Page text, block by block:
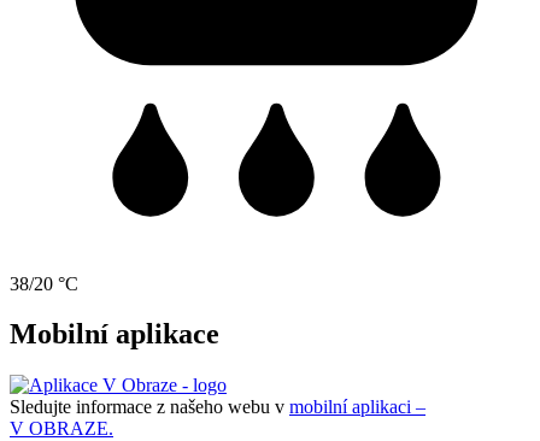
38/20 °C
Mobilní aplikace
Sledujte informace z našeho webu v mobilní aplikaci –
V OBRAZE.